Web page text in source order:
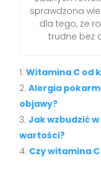
sprawdzona
dla tego, że
trudne bez
Witamina C od
Alergia
objawy?
Jak wzbudzić
wartości?
Czy witamina